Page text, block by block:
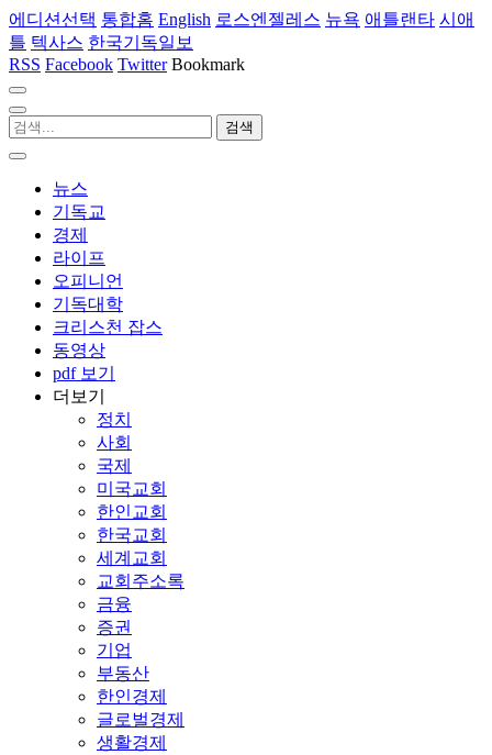
에디션선택 통합홈 English 로스엔젤레스 뉴욕 애틀랜타 시애
틀 텍사스 한국기독일보
RSS Facebook Twitter Bookmark
뉴스
기독교
경제
라이프
오피니언
기독대학
크리스천 잡스
동영상
pdf 보기
더보기
정치
사회
국제
미국교회
한인교회
한국교회
세계교회
교회주소록
금융
증권
기업
부동산
한인경제
글로벌경제
생활경제